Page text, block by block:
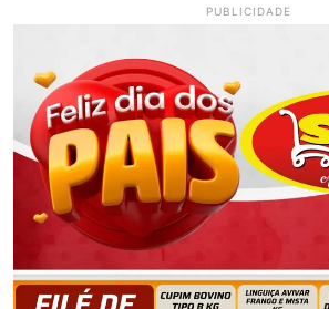
PUBLICIDADE